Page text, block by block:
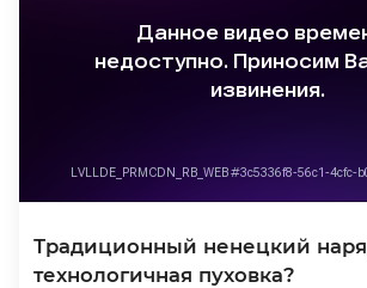
Традиционный ненецкий
технологичная пуховка?